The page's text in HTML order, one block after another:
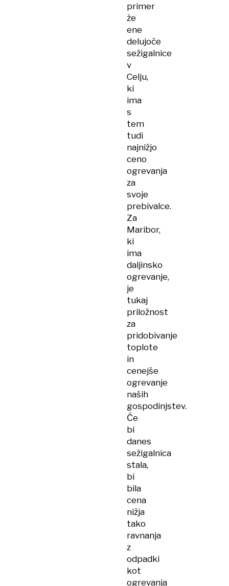
primer
že
ene
delujoče
sežigalnice
v
Celju,
ki
ima
s
tem
tudi
najnižjo
ceno
ogrevanja
za
svoje
prebivalce.
Za
Maribor,
ki
ima
daljinsko
ogrevanje,
je
tukaj
priložnost
za
pridobivanje
toplote
in
cenejše
ogrevanje
naših
gospodinjstev.
Če
bi
danes
sežigalnica
stala,
bi
bila
cena
nižja
tako
ravnanja
z
odpadki
kot
ogrevanja